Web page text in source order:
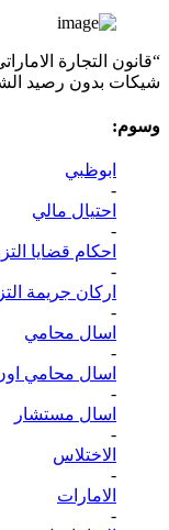
“قانون التجارة
شيكات بدون رصيد
وسوم:
ابوظبي
-
احتيال مالي
-
احكام قضايا
-
اركان جريمة
-
اسال محامي
-
اسال محامي
-
اسال مستشار
-
الاختلاس
-
الامارات
-